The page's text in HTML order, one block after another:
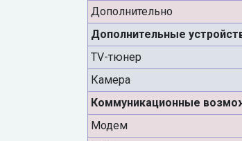
Дополнительно
Дополнительные
TV-тюнер
Камера
Коммуникационные
Модем